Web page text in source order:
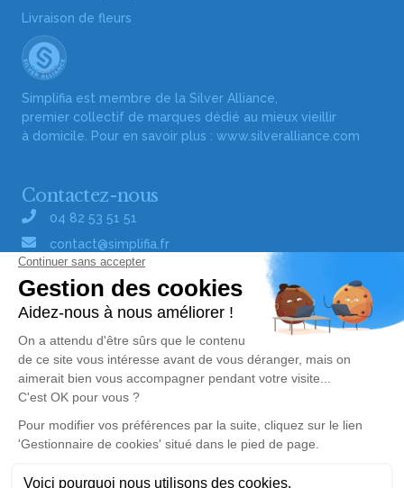
Livraison de fleurs
Simplifia est membre de la Silver Alliance,
premier collectif de marques dédié au mieux vieillir
à domicile. Pour en savoir plus : www.silveralliance.com
Contactez-nous
04 82 53 51 51
contact@simplifia.fr
Réseaux sociaux
Liens utiles
Publier un avis de décès
Signaler un abus/une erreur
Consultez nos offres d'emploi